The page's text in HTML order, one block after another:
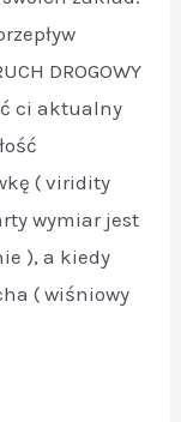
DROGOWY
ci aktualny
( viridity
wymiar jest
), a kiedy
( wiśniowy